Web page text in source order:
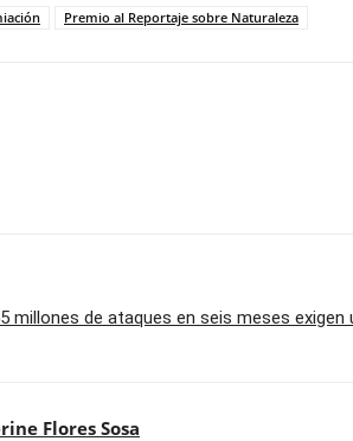
Premio al Reportaje sobre Naturaleza
millones de ataques en seis meses
Flores Sosa